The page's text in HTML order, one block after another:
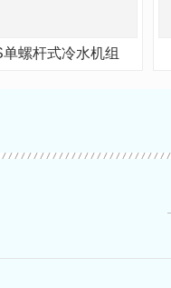
单螺杆式冷水机组